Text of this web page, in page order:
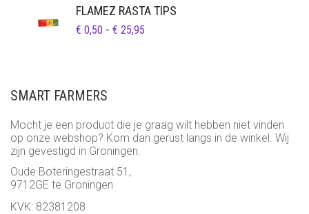
FLAMEZ RASTA TIPS
€ 0,50 - € 25,95
SMART FARMERS
Mocht je een product die je graag wilt hebben niet vinden
op onze webshop? Kom dan gerust langs in de winkel. Wij
zijn gevestigd in Groningen.
Oude Boteringestraat 51,
9712GE te Groningen
KVK: 82381208